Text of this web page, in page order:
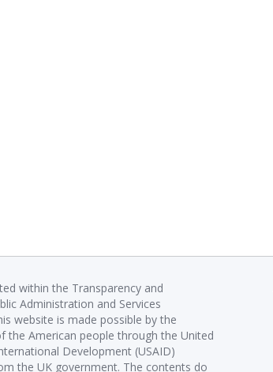
within the Transparency and
Administration and Services
website is made possible by the
the American people through the United
Development (USAID)
the UK government. The contents do